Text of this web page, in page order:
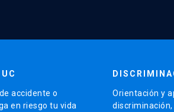
accidente o
en riesgo tu vida
Orientación y